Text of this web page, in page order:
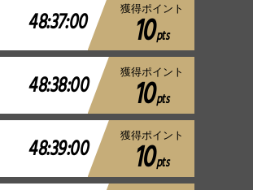
48:37:00 獲得ポイント
10pts
48:38:00 獲得ポイント
10pts
48:39:00 獲得ポイント
10pts